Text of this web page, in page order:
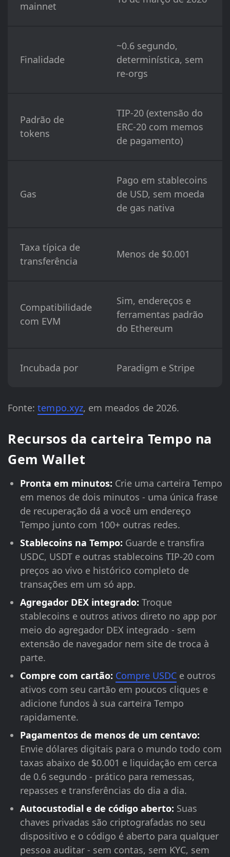
mainnet
Finalidade
~0.6 segundo,
determinística, sem
re-orgs
Padrão de
tokens
TIP-20 (extensão do
ERC-20 com memos
de pagamento)
Gas
Pago em stablecoins
de USD, sem moeda
de gas nativa
Taxa típica de
transferência
Menos de $0.001
Compatibilidade
com EVM
Sim, endereços e
ferramentas padrão
do Ethereum
Incubada por Paradigm e Stripe
Fonte:tempo.xyz, em meados de 2026.
Recursos da carteira Tempo na
Gem Wallet
Pronta em minutos: Crie uma carteira Tempo
em menos de dois minutos - uma única frase
de recuperação dá a você um endereço
Tempo junto com 100+ outras redes.
Stablecoins na Tempo: Guarde e transfira
USDC, USDT e outras stablecoins TIP-20 com
preços ao vivo e histórico completo de
transações em um só app.
Agregador DEX integrado: Troque
stablecoins e outros ativos direto no app por
meio do agregador DEX integrado - sem
extensão de navegador nem site de troca à
parte.
Compre com cartão: Compre USDC e outros
ativos com seu cartão em poucos cliques e
adicione fundos à sua carteira Tempo
rapidamente.
Pagamentos de menos de um centavo:
Envie dólares digitais para o mundo todo com
taxas abaixo de $0.001 e liquidação em cerca
de 0.6 segundo - prático para remessas,
repasses e transferências do dia a dia.
Autocustodial e de código aberto: Suas
chaves privadas são criptografadas no seu
dispositivo e o código é aberto para qualquer
pessoa auditar - sem contas, sem KYC, sem